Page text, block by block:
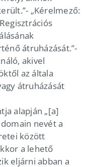
„Kérelmező:
átruházását.”-
akivel
az általa
átruházását
alapján „[a]
nevét a
között
a lehető
eljárni abban a